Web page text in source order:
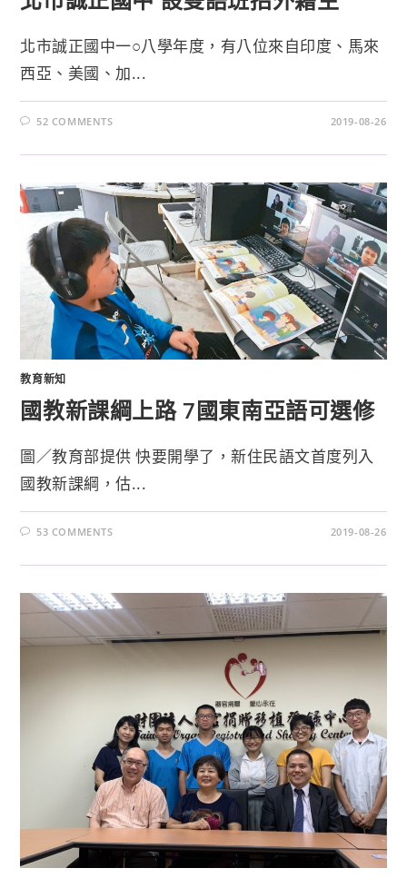
北市誠正國中一○八學年度，有八位來自印度、馬來
西亞、美國、加...
52 COMMENTS 2019-08-26
教育新知
國教新課綱上路 7國東南亞語可選修
圖／教育部提供 快要開學了，新住民語文首度列入
國教新課綱，估...
53 COMMENTS 2019-08-26